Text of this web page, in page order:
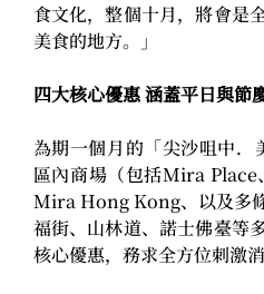
食文化，整個十月，將會是
美食的地方。」
四大核心優惠 涵蓋平日與節
為期一個月的「尖沙咀中．
區內商場（包括Mira
Mira Hong Kong、以及多
福街、山林道、諾士佛臺等
核心優惠，務求全方位刺激消